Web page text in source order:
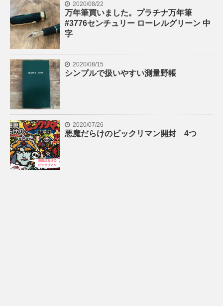
2020/08/22
万年筆買いました。プラチナ万年筆
#3776センチュリー ローレルグリーン 中
字
2020/08/15
シンプルで扱いやすい測量野帳
2020/07/26
悪魔だらけのビックリマン開封 4つ